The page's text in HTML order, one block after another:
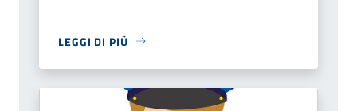
LEGGI DI PIÙ